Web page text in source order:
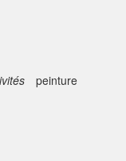
peinture